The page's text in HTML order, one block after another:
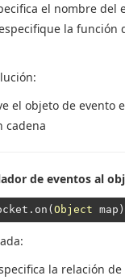
el nombre del
la función
el objeto de evento
cadena
de eventos al
Object
la relación